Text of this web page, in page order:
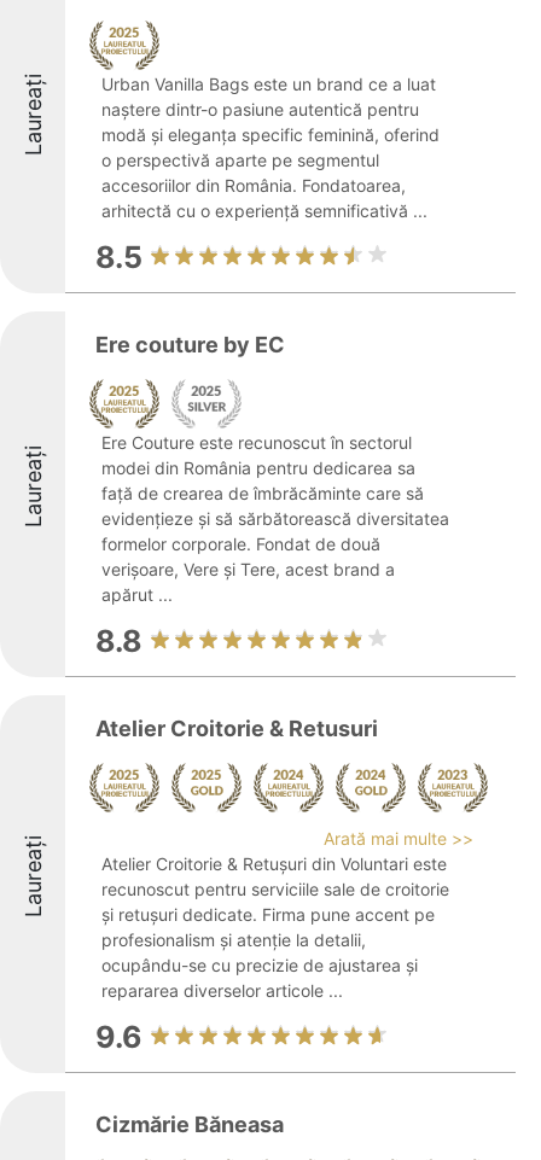
Laureați
Urban Vanilla Bags este un brand ce a luat
naștere dintr-o pasiune autentică pentru
modă și eleganța specific feminină, oferind
o perspectivă aparte pe segmentul
accesoriilor din România. Fondatoarea,
arhitectă cu o experiență semnificativă ...
8.5
Laureați
Ere couture by EC
Ere Couture este recunoscut în sectorul
modei din România pentru dedicarea sa
față de crearea de îmbrăcăminte care să
evidențieze și să sărbătorească diversitatea
formelor corporale. Fondat de două
verișoare, Vere și Tere, acest brand a
apărut ...
8.8
Laureați
Atelier Croitorie & Retusuri
Arată mai multe >>
Atelier Croitorie & Retușuri din Voluntari este
recunoscut pentru serviciile sale de croitorie
și retușuri dedicate. Firma pune accent pe
profesionalism și atenție la detalii,
ocupându-se cu precizie de ajustarea și
repararea diverselor articole ...
9.6
Cizmărie Băneasa